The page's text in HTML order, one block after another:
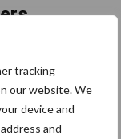
tracking
our website. We
device and
and